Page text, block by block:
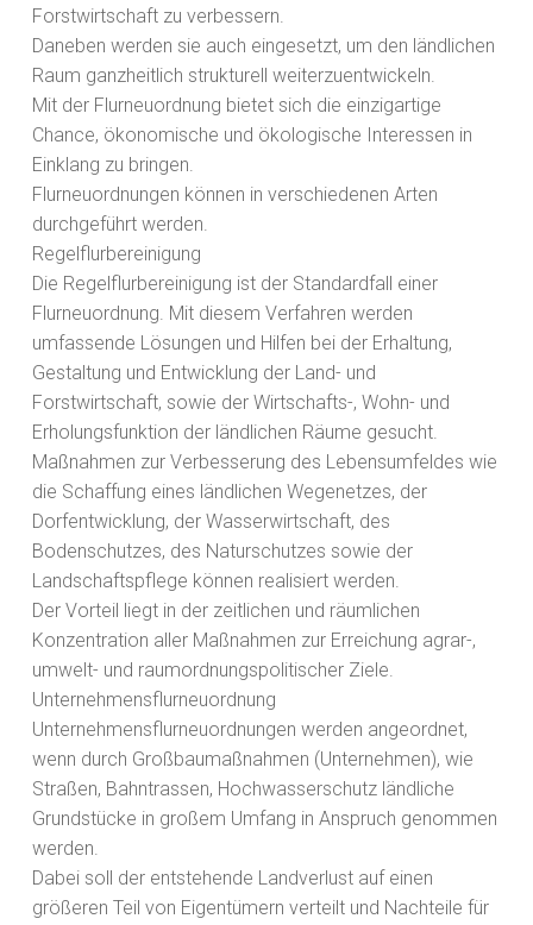
Forstwirtschaft zu verbessern.
Daneben werden sie auch eingesetzt, um den ländlichen
Raum ganzheitlich strukturell weiterzuentwickeln.
Mit der Flurneuordnung bietet sich die einzigartige
Chance, ökonomische und ökologische Interessen in
Einklang zu bringen.
Flurneuordnungen können in verschiedenen Arten
durchgeführt werden.
Regelflurbereinigung
Die Regelflurbereinigung ist der Standardfall einer
Flurneuordnung. Mit diesem Verfahren werden
umfassende Lösungen und Hilfen bei der Erhaltung,
Gestaltung und Entwicklung der Land- und
Forstwirtschaft, sowie der Wirtschafts-, Wohn- und
Erholungsfunktion der ländlichen Räume gesucht.
Maßnahmen zur Verbesserung des Lebensumfeldes wie
die Schaffung eines ländlichen Wegenetzes, der
Dorfentwicklung, der Wasserwirtschaft, des
Bodenschutzes, des Naturschutzes sowie der
Landschaftspflege können realisiert werden.
Der Vorteil liegt in der zeitlichen und räumlichen
Konzentration aller Maßnahmen zur Erreichung agrar-,
umwelt- und raumordnungspolitischer Ziele.
Unternehmensflurneuordnung
Unternehmensflurneuordnungen werden angeordnet,
wenn durch Großbaumaßnahmen (Unternehmen), wie
Straßen, Bahntrassen, Hochwasserschutz ländliche
Grundstücke in großem Umfang in Anspruch genommen
werden.
Dabei soll der entstehende Landverlust auf einen
größeren Teil von Eigentümern verteilt und Nachteile für